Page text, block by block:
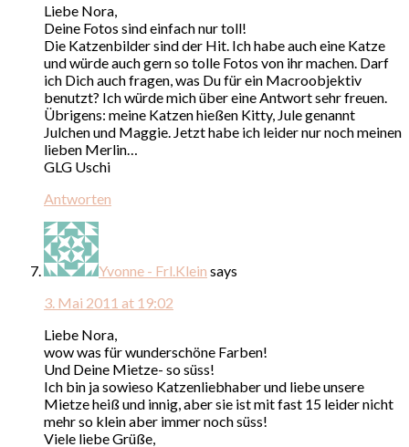
Liebe Nora,
Deine Fotos sind einfach nur toll!
Die Katzenbilder sind der Hit. Ich habe auch eine Katze
und würde auch gern so tolle Fotos von ihr machen. Darf
ich Dich auch fragen, was Du für ein Macroobjektiv
benutzt? Ich würde mich über eine Antwort sehr freuen.
Übrigens: meine Katzen hießen Kitty, Jule genannt
Julchen und Maggie. Jetzt habe ich leider nur noch meinen
lieben Merlin…
GLG Uschi
Antworten
Yvonne - Frl.Klein says
3. Mai 2011 at 19:02
Liebe Nora,
wow was für wunderschöne Farben!
Und Deine Mietze- so süss!
Ich bin ja sowieso Katzenliebhaber und liebe unsere
Mietze heiß und innig, aber sie ist mit fast 15 leider nicht
mehr so klein aber immer noch süss!
Viele liebe Grüße,